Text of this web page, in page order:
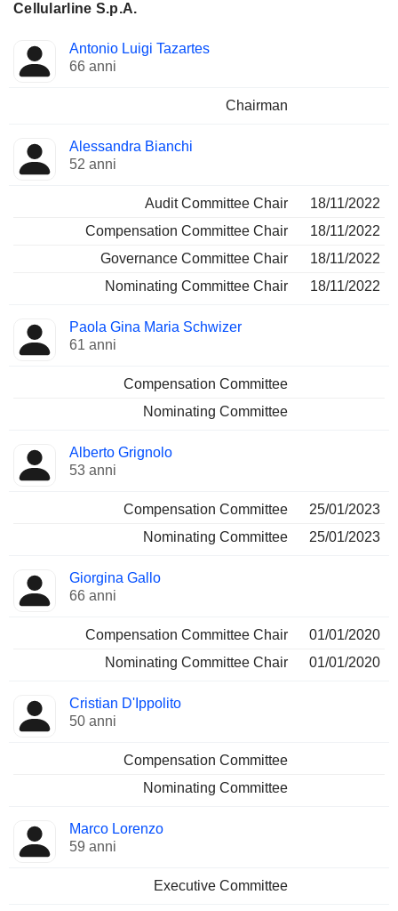
Cellularline S.p.A.
Amministratore Comitati
Antonio Luigi Tazartes
66 anni
Chairman
Alessandra Bianchi
52 anni
Audit Committee Chair
18/11/2022
Compensation Committee Chair
18/11/2022
Governance Committee Chair
18/11/2022
Nominating Committee Chair
18/11/2022
Paola Gina Maria Schwizer
61 anni
Compensation Committee
Nominating Committee
Alberto Grignolo
53 anni
Compensation Committee
25/01/2023
Nominating Committee
25/01/2023
Giorgina Gallo
66 anni
Compensation Committee Chair
01/01/2020
Nominating Committee Chair
01/01/2020
Cristian D'Ippolito
50 anni
Compensation Committee
Nominating Committee
Marco Lorenzo
59 anni
Executive Committee